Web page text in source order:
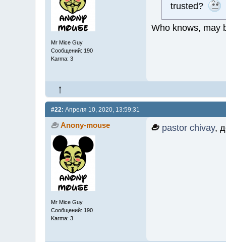
Mr Mice Guy
Сообщений: 190
Karma: 3
trusted?
Who knows, may
#22: Апреля 10, 2020, 13:59:31
Anony-mouse
Mr Mice Guy
Сообщений: 190
Karma: 3
pastor chivay,